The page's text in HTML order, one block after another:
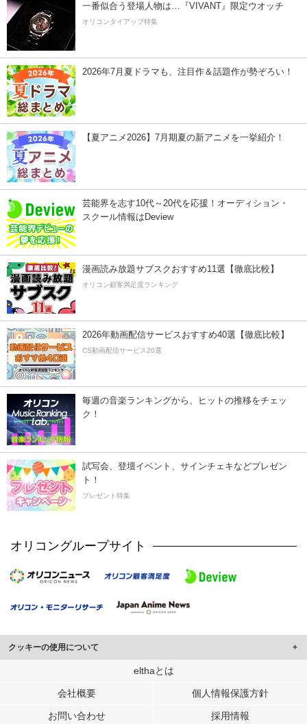
一番似合う登場人物は…『VIVANT』限定ウオッチ
オリコンタイアップ特集
2026年7月夏ドラマも、注目作＆話題作が勢ぞろい！
【夏アニメ2026】7月期夏の新アニメを一挙紹介！
芸能界を志す10代～20代を応援！オーディション・
スクール情報はDeview
漫画読み放題サブスクおすすめ11選【徹底比較】
オリコン顧客満足度ランキング
2026年動画配信サービスおすすめ40選【徹底比較】
CS動画配信サービス20選
毎週の音楽ランキングから、ヒットの推移をチェッ
ク！
試写会、登壇イベント、サインチェキなどプレゼン
ト！
プレゼント特集
オリコングループサイト
クッキーの使用について
このサイトでは Cookie を使用して、ユーザーに合わせたコンテンツや広告の
行っています。
メディアや広告配信、データ解析の各パートナーに提供しています。
elthaとは
会社概要 個人情報保護方針
お問い合わせ 採用情報